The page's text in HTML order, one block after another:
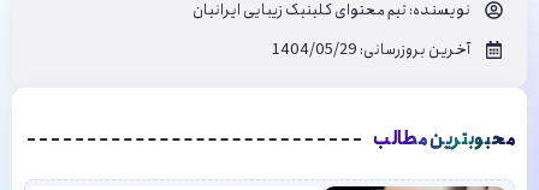
نویسنده:تیم محتوای کلینیک زیبایی ایرانیان
آخرین بروزرسانی: 1404/05/29
محبوبترین مطالب